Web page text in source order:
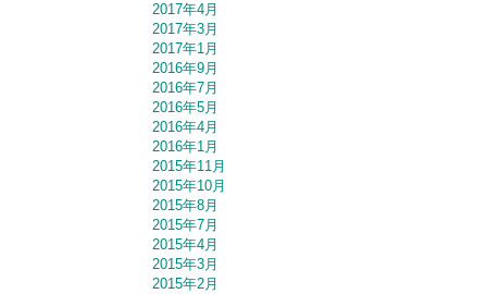
2017年4月
2017年3月
2017年1月
2016年9月
2016年7月
2016年5月
2016年4月
2016年1月
2015年11月
2015年10月
2015年8月
2015年7月
2015年4月
2015年3月
2015年2月